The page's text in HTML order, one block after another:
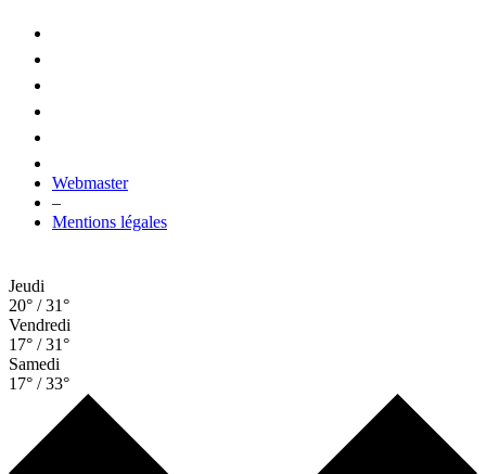
Webmaster
–
Mentions légales
Jeudi
20° / 31°
Vendredi
17° / 31°
Samedi
17° / 33°